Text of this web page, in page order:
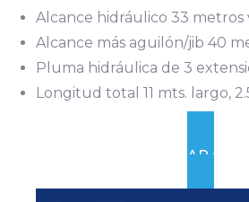
Alcance hidráulico 33 metros
Alcance más aguilón/jib 40
Pluma hidráulica de 3
Longitud total 11 mts. largo,
RENTAR GRÚA